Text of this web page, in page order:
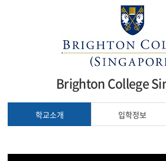
Brighton College
학교소개 입학정보